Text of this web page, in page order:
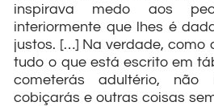
inspirava medo aos
interiormente que lhes é
justos. […] Na verdade, como
tudo o que está escrito em
cometerás adultério,
cobiçarás e outras coisas